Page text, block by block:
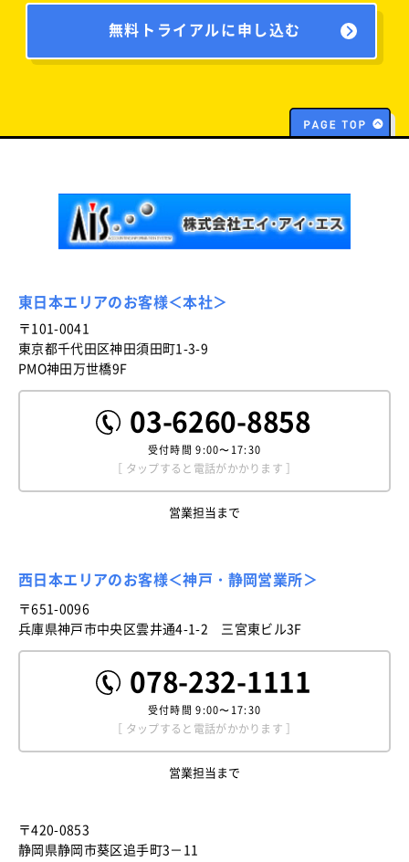
無料トライアルに申し込む
東日本エリアのお客様＜本社＞
〒101-0041
東京都千代田区神田須田町1-3-9
PMO神田万世橋9F
03-6260-8858
受付時間9:00〜17:30
［ タップすると電話がかかります ］
営業担当まで
西日本エリアのお客様＜神戸・静岡営業所＞
〒651-0096
兵庫県神戸市中央区雲井通4-1-2 三宮東ビル3F
078-232-1111
受付時間9:00〜17:30
［ タップすると電話がかかります ］
営業担当まで
〒420-0853
静岡県静岡市葵区追手町3－11